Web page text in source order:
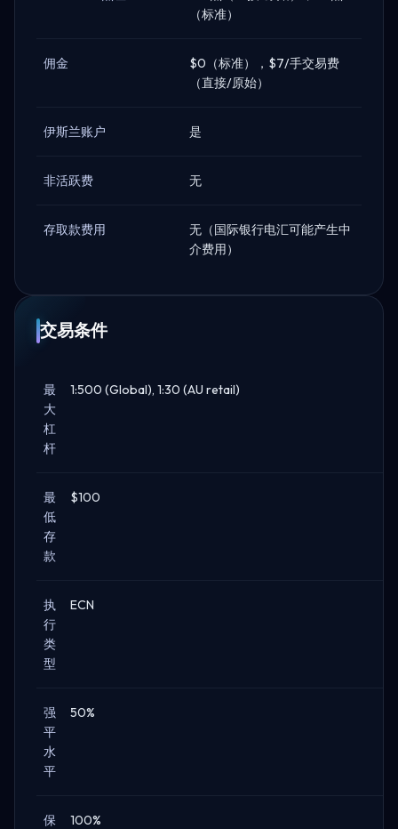
（标准）
佣金
$0（标准），$7/手交易费
（直接/原始）
伊斯兰账户 是
非活跃费 无
存取款费用
无（国际银行电汇可能产生中
介费用）
交易条件
最
大
杠
杆
1:500 (Global), 1:30 (AU retail)
最
低
存
款
$100
执
行
类
型
ECN
强
平
水
平
50%
保
100%